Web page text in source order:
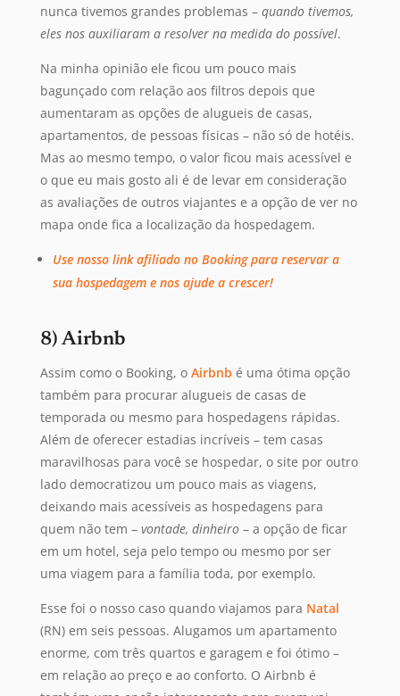
nunca tivemos grandes problemas – quando tivemos,
eles nos auxiliaram a resolver na medida do possível.
Na minha opinião ele ficou um pouco mais
bagunçado com relação aos filtros depois que
aumentaram as opções de alugueis de casas,
apartamentos, de pessoas físicas – não só de hotéis.
Mas ao mesmo tempo, o valor ficou mais acessível e
o que eu mais gosto ali é de levar em consideração
as avaliações de outros viajantes e a opção de ver no
mapa onde fica a localização da hospedagem.
Use nosso link afiliado no Booking para reservar a
sua hospedagem e nos ajude a crescer!
8) Airbnb
Assim como o Booking, o Airbnb é uma ótima opção
também para procurar alugueis de casas de
temporada ou mesmo para hospedagens rápidas.
Além de oferecer estadias incríveis – tem casas
maravilhosas para você se hospedar, o site por outro
lado democratizou um pouco mais as viagens,
deixando mais acessíveis as hospedagens para
quem não tem – vontade, dinheiro– a opção de ficar
em um hotel, seja pelo tempo ou mesmo por ser
uma viagem para a família toda, por exemplo.
Esse foi o nosso caso quando viajamos para Natal
(RN) em seis pessoas. Alugamos um apartamento
enorme, com três quartos e garagem e foi ótimo –
em relação ao preço e ao conforto. O Airbnb é